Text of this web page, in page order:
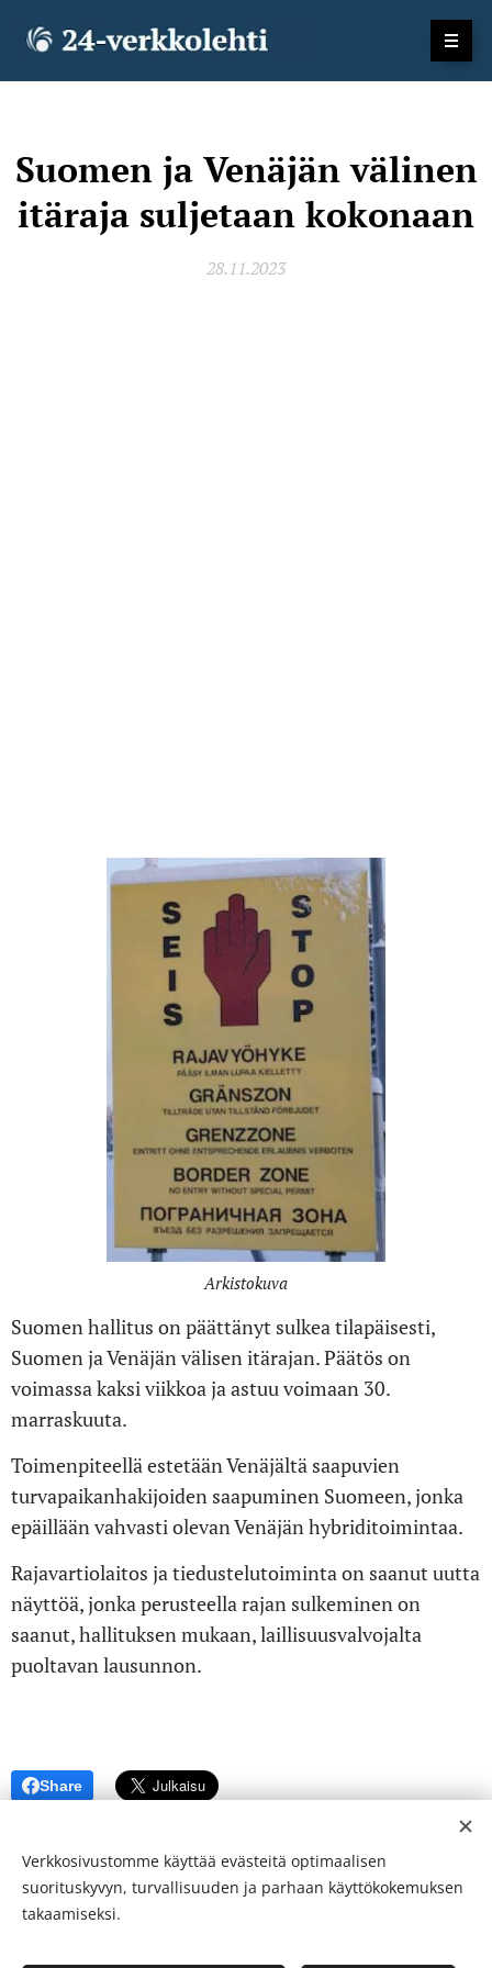
Suomen ja Venäjän välinen
itäraja suljetaan kokonaan
28.11.2023
Arkistokuva
Suomen hallitus on päättänyt sulkea tilapäisesti,
Suomen ja Venäjän välisen itärajan. Päätös on
voimassa kaksi viikkoa ja astuu voimaan 30.
marraskuuta.
Toimenpiteellä estetään Venäjältä saapuvien
turvapaikanhakijoiden saapuminen Suomeen, jonka
epäillään vahvasti olevan Venäjän hybridi­toimintaa.
Rajavartiolaitos ja tiedustelutoiminta on saanut uutta
näyttöä, jonka perusteella rajan sulkeminen on
saanut, hallituksen mukaan, laillisuusvalvojalta
puoltavan lausunnon.
Share
Verkkosivustomme käyttää evästeitä optimaalisen
suorituskyvyn, turvallisuuden ja parhaan käyttökokemuksen
takaamiseksi.